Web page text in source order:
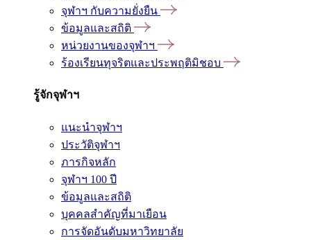
จุฬาฯ กับความยั่งยืน
ข้อมูลและสถิติ
หน่วยงานของจุฬาฯ
ร้องเรียนทุจริตและประพฤติมิชอบ
รู้จักจุฬาฯ
แนะนำจุฬาฯ
ประวัติจุฬาฯ
ภารกิจหลัก
จุฬาฯ 100 ปี
ข้อมูลและสถิติ
บุคคลสำคัญที่มาเยือน
การจัดอันดับมหาวิทยาลัย